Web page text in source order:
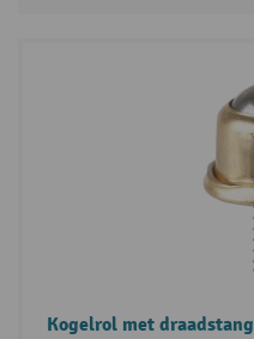
Kogelrol met draadstang